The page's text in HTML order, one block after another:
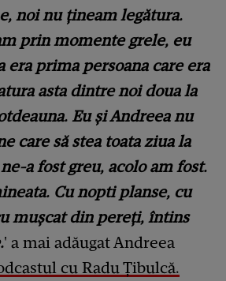
noi nu țineam legătura.
prin momente grele, eu
era prima persoana care era
asta dintre noi doua la
Eu și Andreea nu
care să stea toata ziua la
a fost greu, acolo am fost.
Cu nopti planse, cu
mușcat din pereți, întins
' a mai adăugat Andreea
cu Radu Țibulcă.